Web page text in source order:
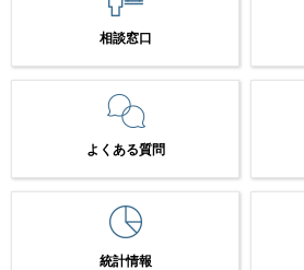
相談窓口
よくある質問
統計情報